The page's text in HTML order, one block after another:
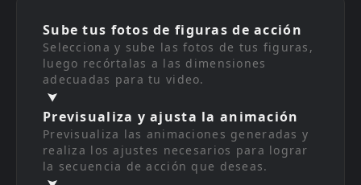
Sube tus fotos de figuras de acción
Selecciona y sube las fotos de tus figuras,
luego recórtalas a las dimensiones
adecuadas para tu video.
Previsualiza y ajusta la animación
Previsualiza las animaciones generadas y
realiza los ajustes necesarios para lograr
la secuencia de acción que deseas.